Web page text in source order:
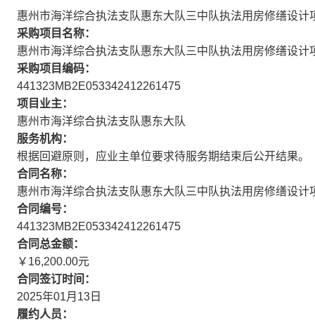
惠州市海洋综合执法支队惠东大队三中队执法用房修缮设计
采购项目名称：
惠州市海洋综合执法支队惠东大队三中队执法用房修缮设计
采购项目编码：
441323MB2E053342412261475
项目业主：
惠州市海洋综合执法支队惠东大队
服务机构：
根据回避原则，应业主单位要求待服务期结束后公开结果。
合同名称：
惠州市海洋综合执法支队惠东大队三中队执法用房修缮设计
合同编号：
441323MB2E053342412261475
合同总金额：
￥16,200.00元
合同签订时间：
2025年01月13日
履约人员：